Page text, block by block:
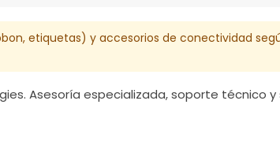
etiquetas) y accesorios de conectividad
Asesoría especializada, soporte técnico y